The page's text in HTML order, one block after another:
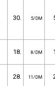
30. 5/DM
18. 8/DM
28. 11/DM